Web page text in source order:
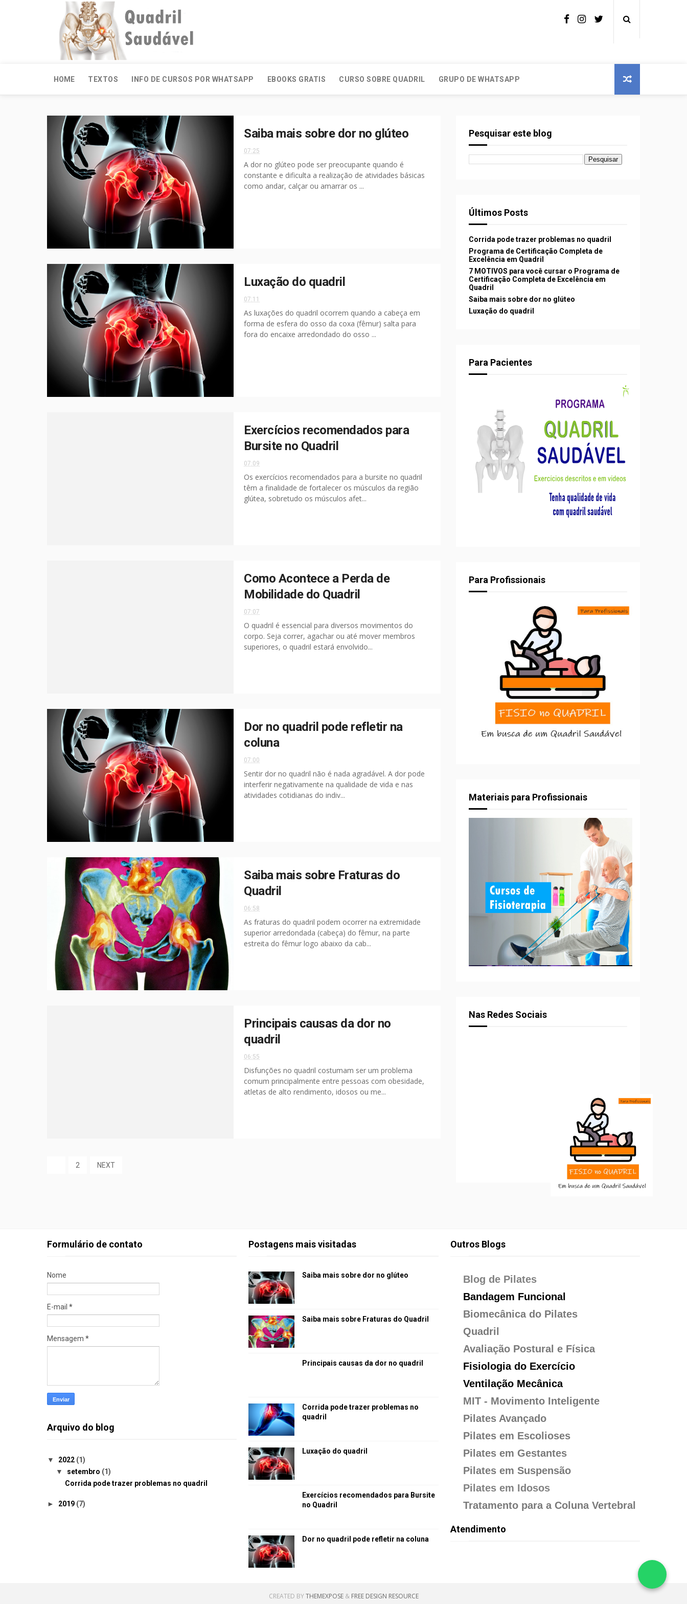
HOME TEXTOS INFO DE CURSOS POR WHATSAPP EBOOKS GRATIS CURSO SOBRE QUADRIL GRUPO DE WHATSAPP
Saiba mais sobre dor no glúteo
07:25
A dor no glúteo pode ser preocupante quando é
constante e dificulta a realização de atividades básicas
como andar, calçar ou amarrar os ...
Luxação do quadril
07:11
As luxações do quadril ocorrem quando a cabeça em
forma de esfera do osso da coxa (fêmur) salta para
fora do encaixe arredondado do osso ...
Exercícios recomendados para
Bursite no Quadril
07:09
Os exercícios recomendados para a bursite no quadril
têm a finalidade de fortalecer os músculos da região
glútea, sobretudo os músculos afet...
Como Acontece a Perda de
Mobilidade do Quadril
07:07
O quadril é essencial para diversos movimentos do
corpo. Seja correr, agachar ou até mover membros
superiores, o quadril estará envolvido...
Dor no quadril pode refletir na
coluna
07:00
Sentir dor no quadril não é nada agradável. A dor pode
interferir negativamente na qualidade de vida e nas
atividades cotidianas do indiv...
Saiba mais sobre Fraturas do
Quadril
06:58
As fraturas do quadril podem ocorrer na extremidade
superior arredondada (cabeça) do fêmur, na parte
estreita do fêmur logo abaixo da cab...
Principais causas da dor no
quadril
06:55
Disfunções no quadril costumam ser um problema
comum principalmente entre pessoas com obesidade,
atletas de alto rendimento, idosos ou me...
2 NEXT
Pesquisar este blog
Últimos Posts
Corrida pode trazer problemas no quadril
Programa de Certificação Completa de
Excelência em Quadril
7 MOTIVOS para você cursar o Programa de
Certificação Completa de Excelência em
Quadril
Saiba mais sobre dor no glúteo
Luxação do quadril
Para Pacientes
Para Profissionais
Materiais para Profissionais
Nas Redes Sociais
Formulário de contato
Nome
E-mail *
Mensagem *
Arquivo do blog
▼ 2022 (1)
▼ setembro (1)
Corrida pode trazer problemas no quadril
► 2019 (7)
Postagens mais visitadas
Saiba mais sobre dor no glúteo
Saiba mais sobre Fraturas do Quadril
Principais causas da dor no quadril
Corrida pode trazer problemas no
quadril
Luxação do quadril
Exercícios recomendados para Bursite
no Quadril
Dor no quadril pode refletir na coluna
Outros Blogs
Blog de Pilates
Bandagem Funcional
Biomecânica do Pilates
Quadril
Avaliação Postural e Física
Fisiologia do Exercício
Ventilação Mecânica
MIT - Movimento Inteligente
Pilates Avançado
Pilates em Escolioses
Pilates em Gestantes
Pilates em Suspensão
Pilates em Idosos
Tratamento para a Coluna Vertebral
Atendimento
CREATED BYTHEMEXPOSE& FREE DESIGN RESOURCE